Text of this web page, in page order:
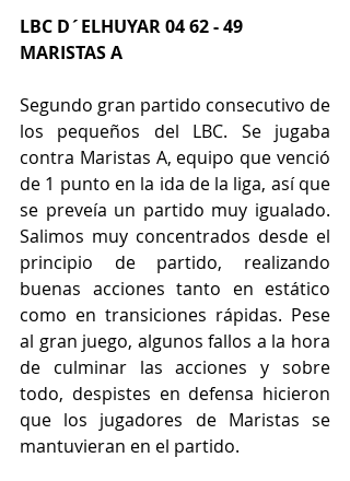
LBC D´ELHUYAR 04 62 - 49
MARISTAS A
Segundo gran partido consecutivo de
los pequeños del LBC. Se jugaba
contra Maristas A, equipo que venció
de 1 punto en la ida de la liga, así que
se preveía un partido muy igualado.
Salimos muy concentrados desde el
principio de partido, realizando
buenas acciones tanto en estático
como en transiciones rápidas. Pese
al gran juego, algunos fallos a la hora
de culminar las acciones y sobre
todo, despistes en defensa hicieron
que los jugadores de Maristas se
mantuvieran en el partido.